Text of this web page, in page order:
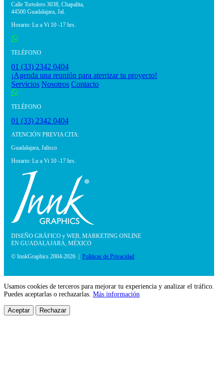
Calle Tortolero 3038, Chapalita,
44500 Guadalajara, Jal.
Horario: Lu a Vi 10 -17 hrs.
TELÉFONO
01 (33) 2342 0404
¡Agenda una reunión para aterrizar tu proyecto!
Servicios Nosotros Contacto
TELÉFONO
01 (33) 2342 0404
ATENCIÓN PREVIA CITA:
Guadalajara, Jalisco
Horario: Lu a Vi 10 -17 hrs.
DISEÑO GRÁFICO y WEB, MARKETING ONLINE
EN GUADALAJARA, MÉXICO
© InnkGraphics 2004-2026 | Políticas de Privacidad
Usamos cookies de terceros para mejorar tu experiencia y analizar el tráfico.
Puedes aceptarlas o rechazarlas. Más información
Aceptar Rechazar